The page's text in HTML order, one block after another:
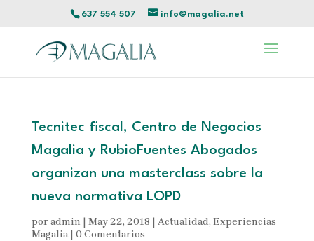
637 554 507 info@magalia.net
Tecnitec fiscal, Centro de Negocios
Magalia y RubioFuentes Abogados
organizan una masterclass sobre la
nueva normativa LOPD
por admin | May 22, 2018 | Actualidad, Experiencias
Magalia| 0 Comentarios